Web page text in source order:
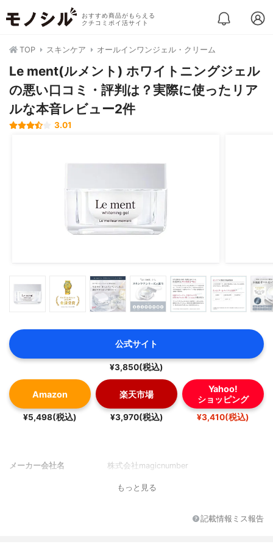
おすすめ商品がもらえる
クチコミポイ活サイト
TOP スキンケア オールインワンジェル・クリーム
Le ment(ルメント) ホワイトニングジェル
の悪い口コミ・評判は？実際に使ったリア
ルな本音レビュー2件
3.01
公式サイト
¥3,850(税込)
Amazon
¥5,498(税込)
楽天市場
¥3,970(税込)
Yahoo!
ショッピング
¥3,410(税込)
メーカー会社名 株式会社magicnumber
もっと見る
記載情報ミス報告